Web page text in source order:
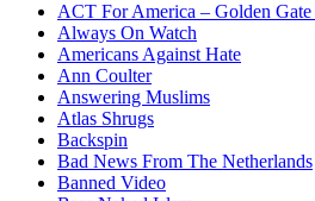
ACT For America – Golden Gate
Always On Watch
Americans Against Hate
Ann Coulter
Answering Muslims
Atlas Shrugs
Backspin
Bad News From The Netherlands
Banned Video